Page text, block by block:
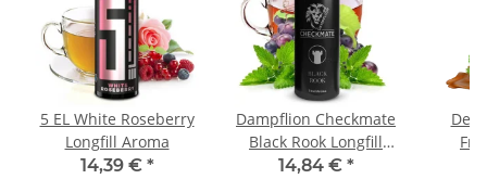
5 EL White Roseberry
Longfill Aroma
14,39 € *
Dampflion Checkmate
Black Rook Longfill
Aroma
14,84 € *